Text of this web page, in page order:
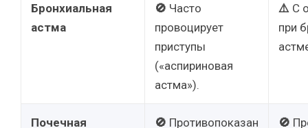
Бронхиальная
астма
🚫 Часто
провоцирует
приступы
(«аспириновая
астма»).
⚠️ С
при
Почечная
🚫 Противопоказан
🚫